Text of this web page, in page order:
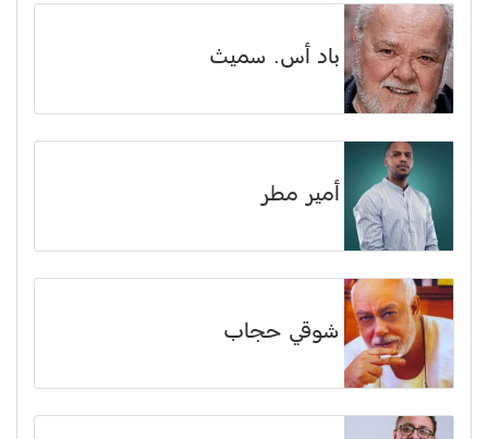
باد أس. سميث
أمير مطر
شوقي حجاب